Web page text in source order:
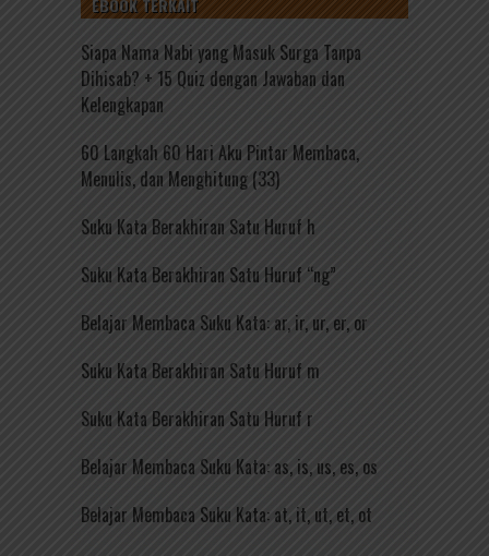
Siapa Nama Nabi yang Masuk Surga Tanpa
Dihisab? + 15 Quiz dengan Jawaban dan
Kelengkapan
60 Langkah 60 Hari Aku Pintar Membaca,
Menulis, dan Menghitung (33)
Suku Kata Berakhiran Satu Huruf h
Suku Kata Berakhiran Satu Huruf “ng”
Belajar Membaca Suku Kata: ar, ir, ur, er, or
Suku Kata Berakhiran Satu Huruf m
Suku Kata Berakhiran Satu Huruf r
Belajar Membaca Suku Kata: as, is, us, es, os
Belajar Membaca Suku Kata: at, it, ut, et, ot